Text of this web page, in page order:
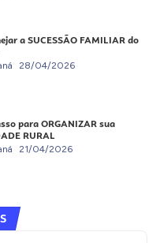
a SUCESSÃO FAMILIAR do
28/04/2026
para ORGANIZAR sua
RURAL
21/04/2026